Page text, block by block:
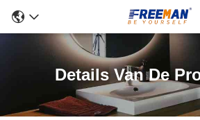
Details Van De